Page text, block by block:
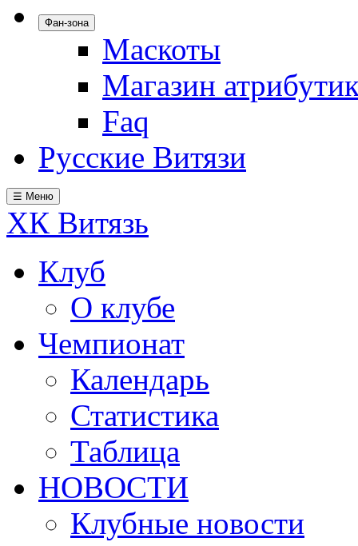
Фан-зона
Маскоты
Магазин
Faq
Русские Витязи
☰ Меню
ХК Витязь
Клуб
О клубе
Чемпионат
Календарь
Статистика
Таблица
НОВОСТИ
Клубные новости